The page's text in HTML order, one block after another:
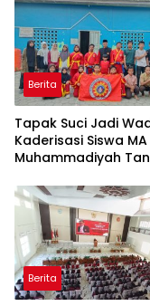
Berita
Tapak Suci Jadi
Kaderisasi Siswa MA
Muhammadiyah
Berita